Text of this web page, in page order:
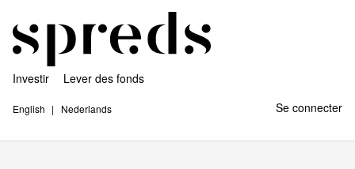
Investir Lever des fonds
English Nederlands Se connecter